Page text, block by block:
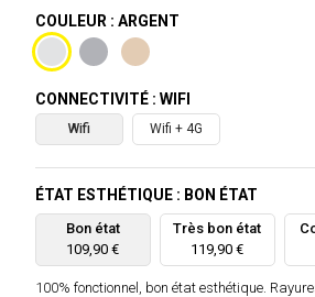
COULEUR : ARGENT
CONNECTIVITÉ : WIFI
Wifi Wifi + 4G
ÉTAT ESTHÉTIQUE : BON ÉTAT
Bon état
109,90 €
Très bon état
119,90 €
100% fonctionnel, bon état esthétique.